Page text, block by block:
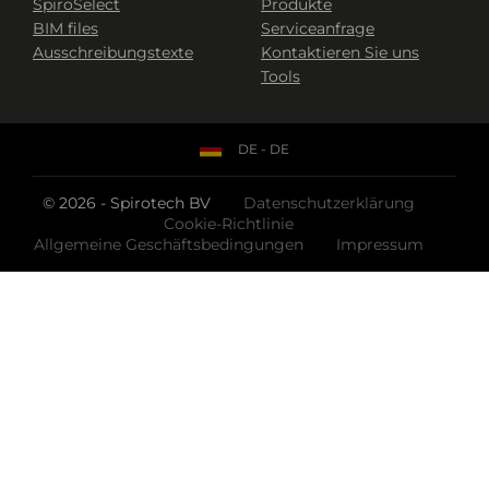
SpiroSelect
BIM files
Ausschreibungstexte
Produkte
Serviceanfrage
Kontaktieren Sie uns
Tools
© 2026 - Spirotech BV
Datenschutzerklärung
Cookie-Richtlinie
Allgemeine Geschäftsbedingungen
Impressum
DE - DE